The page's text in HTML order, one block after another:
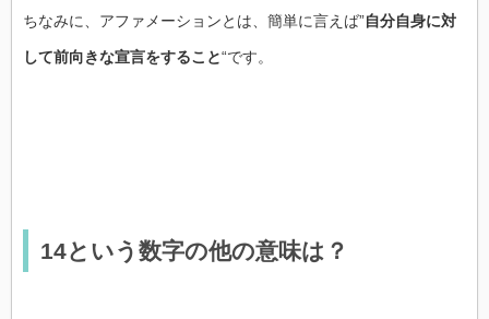
ちなみに、アファメーションとは、簡単に言えば”自分自身に対
して前向きな宣言をすること“です。
14という数字の他の意味は？